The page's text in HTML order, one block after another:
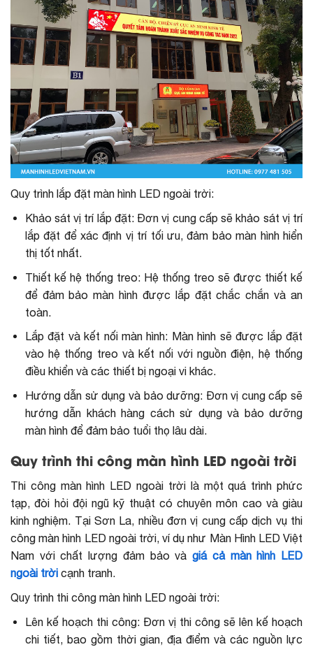
Quy trình lắp đặt màn hình LED ngoài trời:
Khảo sát vị trí lắp đặt: Đơn vị cung cấp sẽ khảo sát vị trí
lắp đặt để xác định vị trí tối ưu, đảm bảo màn hình hiển
thị tốt nhất.
Thiết kế hệ thống treo: Hệ thống treo sẽ được thiết kế
để đảm bảo màn hình được lắp đặt chắc chắn và an
toàn.
Lắp đặt và kết nối màn hình: Màn hình sẽ được lắp đặt
vào hệ thống treo và kết nối với nguồn điện, hệ thống
điều khiển và các thiết bị ngoại vi khác.
Hướng dẫn sử dụng và bảo dưỡng: Đơn vị cung cấp sẽ
hướng dẫn khách hàng cách sử dụng và bảo dưỡng
màn hình để đảm bảo tuổi thọ lâu dài.
Quy trình thi công màn hình LED ngoài trời
Thi công màn hình LED ngoài trời là một quá trình phức
tạp, đòi hỏi đội ngũ kỹ thuật có chuyên môn cao và giàu
kinh nghiệm. Tại Sơn La, nhiều đơn vị cung cấp dịch vụ thi
công màn hình LED ngoài trời, ví dụ như Màn Hình LED Việt
Nam với chất lượng đảm bảo và giá cả màn hình LED
ngoài trời cạnh tranh.
Quy trình thi công màn hình LED ngoài trời:
Lên kế hoạch thi công: Đơn vị thi công sẽ lên kế hoạch
chi tiết, bao gồm thời gian, địa điểm và các nguồn lực